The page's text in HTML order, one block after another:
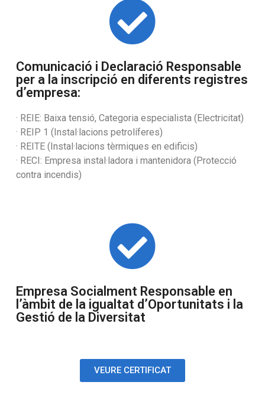
Comunicació i Declaració Responsable
per a la inscripció en diferents registres
d’empresa:
· REIE: Baixa tensió, Categoria especialista (Electricitat)
· REIP 1 (Instal·lacions petrolíferes)
· REITE (Instal·lacions tèrmiques en edificis)
· RECI: Empresa instal·ladora i mantenidora (Protecció
contra incendis)
Empresa Socialment Responsable en
l’àmbit de la igualtat d’Oportunitats i la
Gestió de la Diversitat
VEURE CERTIFICAT